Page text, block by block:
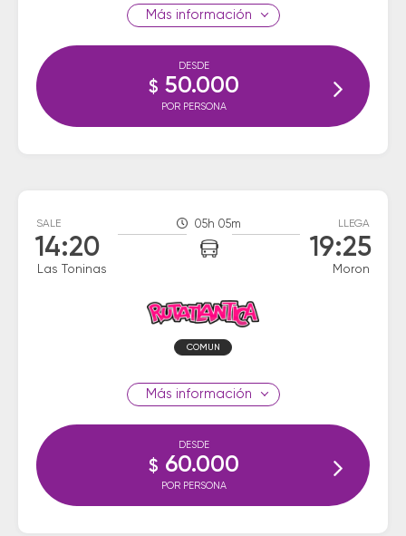
información
DESDE
$ 50.000
POR PERSONA
SALE
14:20
Las Toninas
05h 05m LLEGA
19:25
Moron
COMUN
información
DESDE
$ 60.000
POR PERSONA